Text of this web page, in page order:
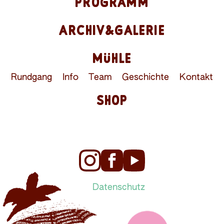
ARCHIV&GALERIE
MÜHLE
Rundgang Info Team Geschichte Kontakt
SHOP
Datenschutz